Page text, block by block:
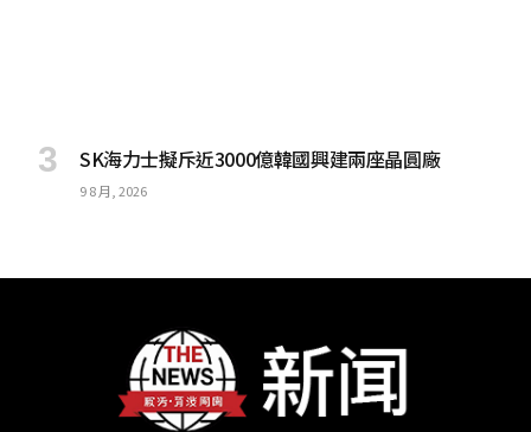
SK海力士擬斥近3000億韓國興建兩座晶圓廠
9 8 月, 2026